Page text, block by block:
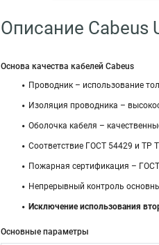
Описание Cabeus
Основа качества кабелей Cabeus
Проводник – использование
Изоляция проводника –
Оболочка кабеля –
Соответствие ГОСТ 54429 и ТР
Пожарная сертификация –
Непрерывный контроль
Исключение использования
Основные параметры